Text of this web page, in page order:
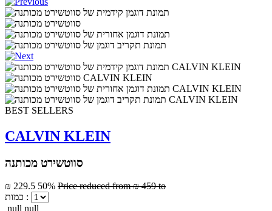
BEST SELLERS
CALVIN KLEIN
סווטשירט מכותנה
₪ 229.5 50% Price reduced from₪ 459 to
כמות :
null null